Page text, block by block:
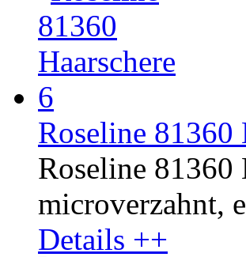
Roseline 81360
Roseline 81360
microverzahnt,
Details ++